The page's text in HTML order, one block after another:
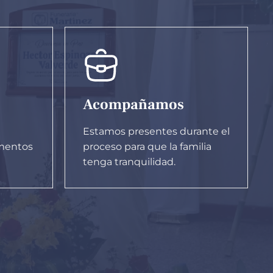
Acompañamos
Estamos presentes durante el
proceso para que la familia
tenga tranquilidad.